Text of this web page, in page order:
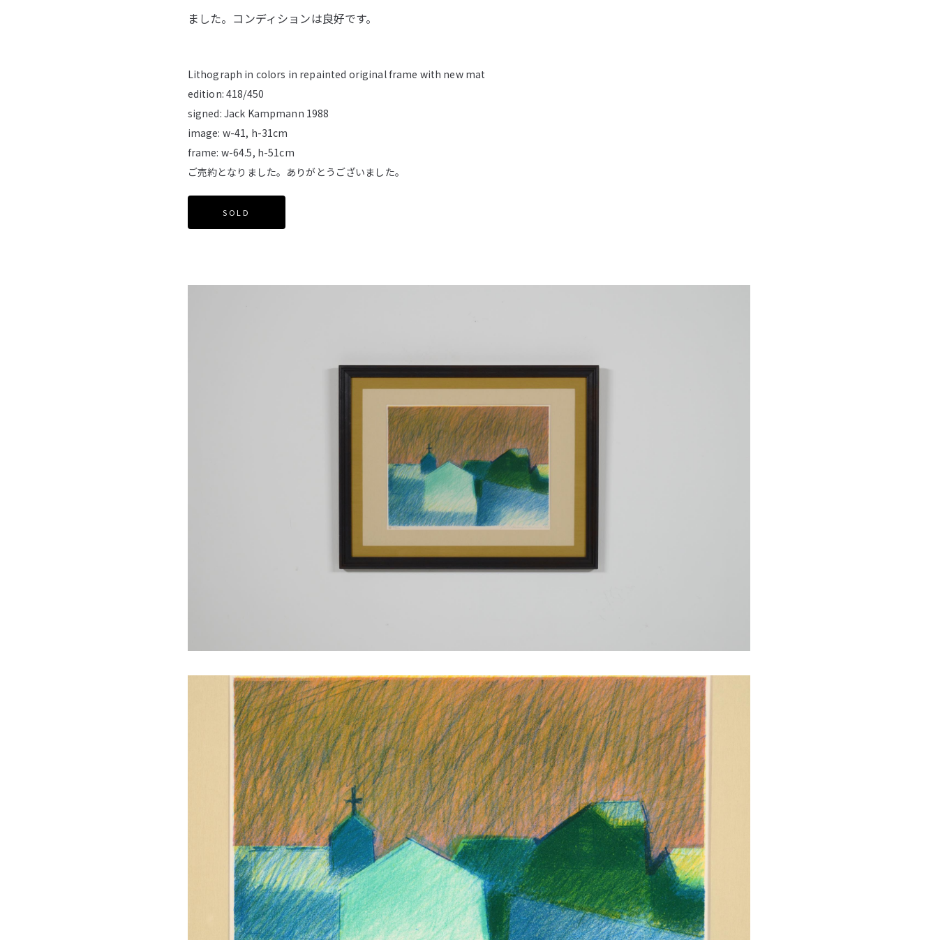
ました。コンディションは良好です。
Lithograph in colors in repainted original frame with new mat
edition: 418/450
signed: Jack Kampmann 1988
image: w-41, h-31cm
frame: w-64.5, h-51cm
ご売約となりました。ありがとうございました。
SOLD